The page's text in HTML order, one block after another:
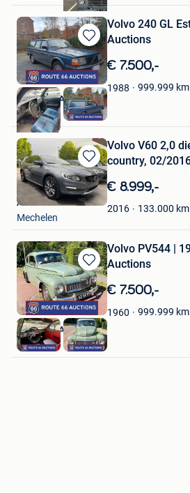
Bewaren
in
Mijn
Favorieten
Volvo 240 GL
Auctions
€ 7.500,-
1988 999.999 km
Route 66 Auctions
Waalwijk
Bewaren
in
Mijn
Favorieten
Volvo V60 2,0
country, 02/
€ 8.999,-
2016 133.000 km
Amalia
Mechelen
Bewaren
in
Mijn
Favorieten
Volvo PV544 |
Auctions
€ 7.500,-
1960 999.999 km
Route 66 Auctions
Waalwijk